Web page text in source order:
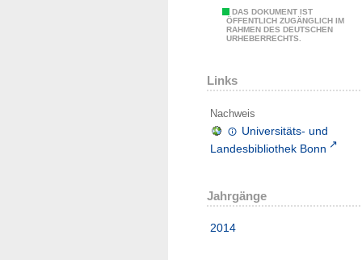
DAS DOKUMENT IST
ÖFFENTLICH ZUGÄNGLICH IM
RAHMEN DES DEUTSCHEN
URHEBERRECHTS.
Links
Nachweis
Universitäts- und
Landesbibliothek Bonn
Jahrgänge
2014